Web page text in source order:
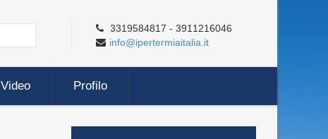
3319584817 - 3911216046
info@ipertermiaitalia.it
Video Profilo